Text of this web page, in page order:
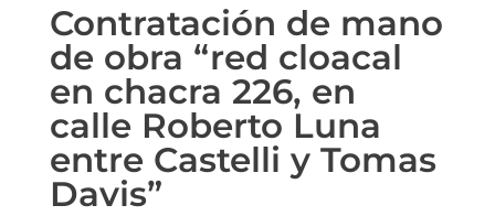
Contratación de mano
de obra “red cloacal
en chacra 226, en
calle Roberto Luna
entre Castelli y Tomas
Davis”